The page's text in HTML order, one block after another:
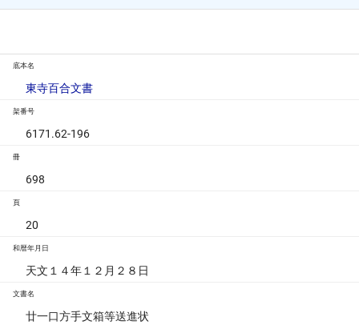
底本名
東寺百合文書
架番号
6171.62-196
冊
698
頁
20
和暦年月日
天文１４年１２月２８日
文書名
廿一口方手文箱等送進状